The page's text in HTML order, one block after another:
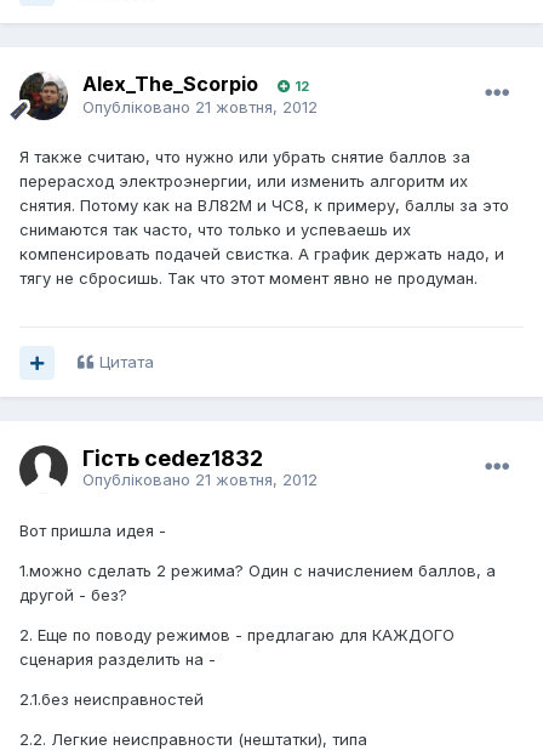
Alex_The_Scorpio 12
Опубліковано 21 жовтня, 2012
Я также считаю, что нужно или убрать снятие баллов за
перерасход электроэнергии, или изменить алгоритм их
снятия. Потому как на ВЛ82М и ЧС8, к примеру, баллы за это
снимаются так часто, что только и успеваешь их
компенсировать подачей свистка. А график держать надо, и
тягу не сбросишь. Так что этот момент явно не продуман.
Цитата
Гість cedez1832
Опубліковано 21 жовтня, 2012
Вот пришла идея -
1.можно сделать 2 режима? Один с начислением баллов, а
другой - без?
2. Еще по поводу режимов - предлагаю для КАЖДОГО
сценария разделить на -
2.1.без неисправностей
2.2. Легкие неисправности (нештатки), типа